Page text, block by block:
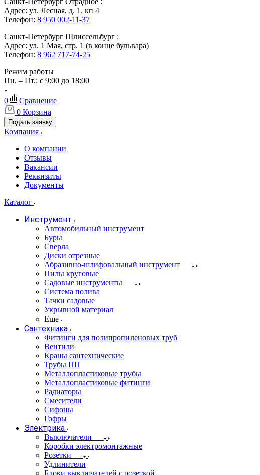
Адрес: ул. Лесная, д. 1, кп 4
Телефон: 8 950 002-11-37
Санкт-Петербург Шлиссельбург :
Адрес: ул. 1 Мая, стр. 1 (в конце бульвара)
Телефон: 8 962 717-74-25
Режим работы
Пн. – Пт.: с 9:00 до 18:00
0
Сравнение
0 Корзина
Подать заявку
Компания
О компании
Отзывы
Вакансии
Реквизиты
Документы
Каталог
Инструмент
Автомобильный инструмент
Буры
Сверла
Диски отрезные
Абразивно-шлифовальный инструмент
Пилы круговые
Садовые инструменты
Система полива
Тачки садовые
Укрывной материал
Еще
Сантехника
Фитинги для полипропиленовых труб
Вентили
Краны сантехнические
Трубы ПП
Металлопластиковые трубы
Металлопластиковые фитинги
Радиаторы
Смесители
Сифоны
Гофры
Электрика
Выключатели
Коробки электромонтажные
Розетки
Удлинители
Блоки выключателей с розеткой